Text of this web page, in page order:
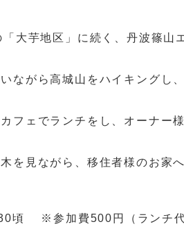
「大芋地区」に続く、丹波篠山
ながら高城山をハイキングし
フェでランチをし、オーナー
を見ながら、移住者様のお家
頃 ※参加費500 円（ランチ代